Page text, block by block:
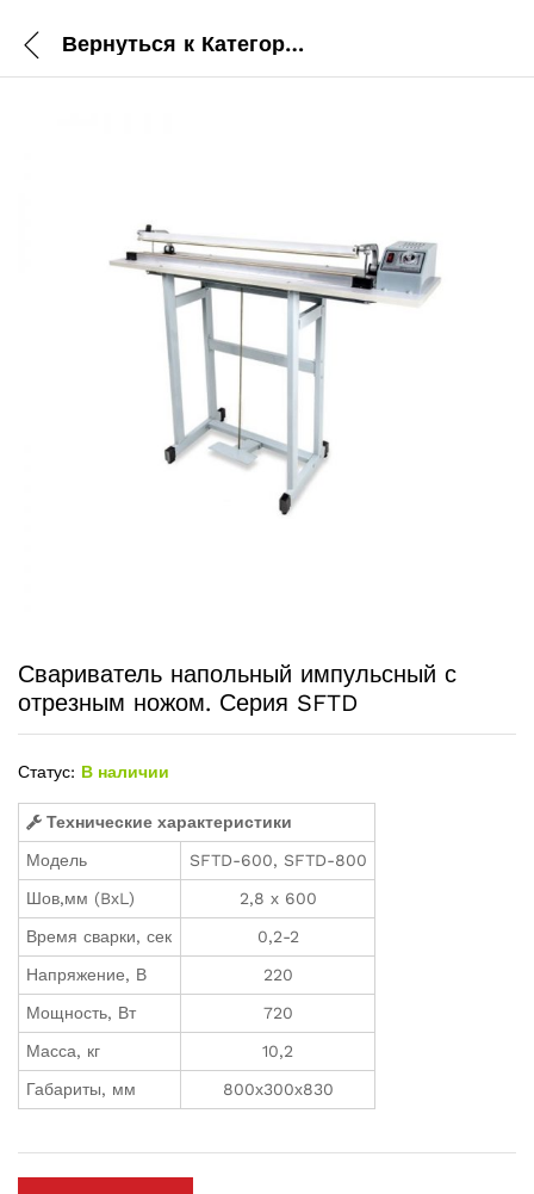
Вернуться к Категории
Свариватель напольный импульсный с
отрезным ножом. Серия SFTD
Статус: В наличии
Технические характеристики
Модель
SFTD-600, SFTD-800
Шов,мм (BхL)
2,8 х 600
Время сварки, сек
0,2-2
Напряжение, В
220
Мощность, Вт
720
Масса, кг
10,2
Габариты, мм
800х300х830